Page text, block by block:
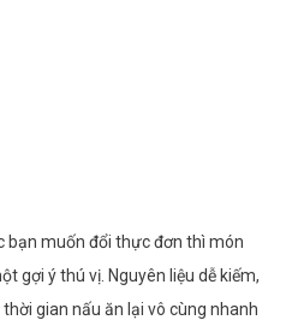
bạn muốn đổi thực đơn thì món
gợi ý thú vị. Nguyên liệu dễ kiếm,
gian nấu ăn lại vô cùng nhanh